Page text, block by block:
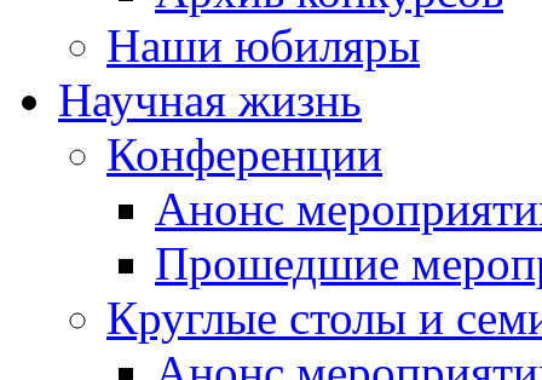
Наши юбиляры
Научная жизнь
Конференции
Анонс
Прошедшие
Круглые столы и